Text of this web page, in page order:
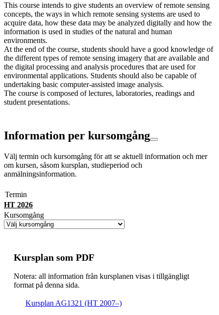
This course intends to give students an overview of remote sensing
concepts, the ways in which remote sensing systems are used to
acquire data, how these data may be analyzed digitally and how the
information is used in studies of the natural and human
environments.
At the end of the course, students should have a good knowledge of
the different types of remote sensing imagery that are available and
the digital processing and analysis procedures that are used for
environmental applications. Students should also be capable of
undertaking basic computer-assisted image analysis.
The course is composed of lectures, laboratories, readings and
student presentations.
Information per kursomgång
Välj termin och kursomgång för att se aktuell information och mer
om kursen, såsom kursplan, studieperiod och
anmälningsinformation.
Termin
HT 2026
Kursomgång
Kursplan som PDF
Notera: all information från kursplanen visas i tillgängligt
format på denna sida.
Kursplan AG1321 (HT 2007–)